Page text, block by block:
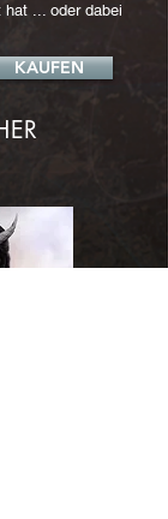
... oder dabei
KAUFEN